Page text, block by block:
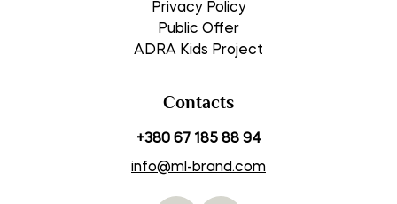
Privacy Policy
Public Offer
ADRA Kids Project
Contacts
+380 67 185 88 94
info@ml-brand.com